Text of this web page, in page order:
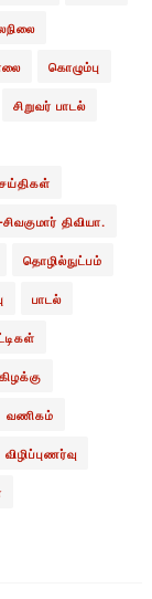
கொழும்பு
சிறுவர் பாடல்
திவியா.
தொழில்நுட்பம்
பாடல்
வணிகம்
விழிப்புணர்வு